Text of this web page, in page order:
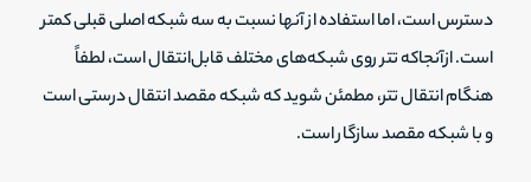
دسترس است، اما استفاده از آنها نسبت به سه شبکه اصلی قبلی کمتر
است. ازآنجاکه تتر روی شبکه‌های مختلف قابل‌انتقال است، لطفاً
هنگام انتقال تتر، مطمئن شوید که شبکه مقصد انتقال درستی است
و با شبکه مقصد سازگار است.